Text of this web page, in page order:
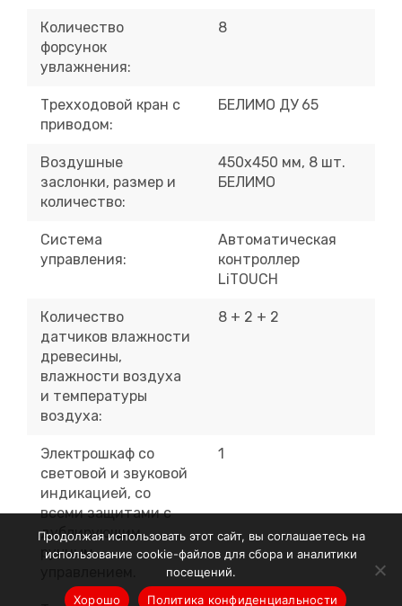
Количество
форсунок
увлажнения:
8
Трехходовой кран с
приводом:
БЕЛИМО ДУ 65
Воздушные
заслонки, размер и
количество:
450х450 мм, 8 шт.
БЕЛИМО
Система
управления:
Автоматическая
контроллер
LiTOUCH
Количество
датчиков влажности
древесины,
влажности воздуха
и температуры
воздуха:
8 + 2 + 2
Электрошкаф со
световой и звуковой
индикацией, со
всеми защитами с
дублирующим
ручным
1
Продолжая использовать этот сайт, вы соглашаетесь на
использование cookie-файлов для сбора и аналитики
посещений.
Хорошо
Политика конфиденциальности